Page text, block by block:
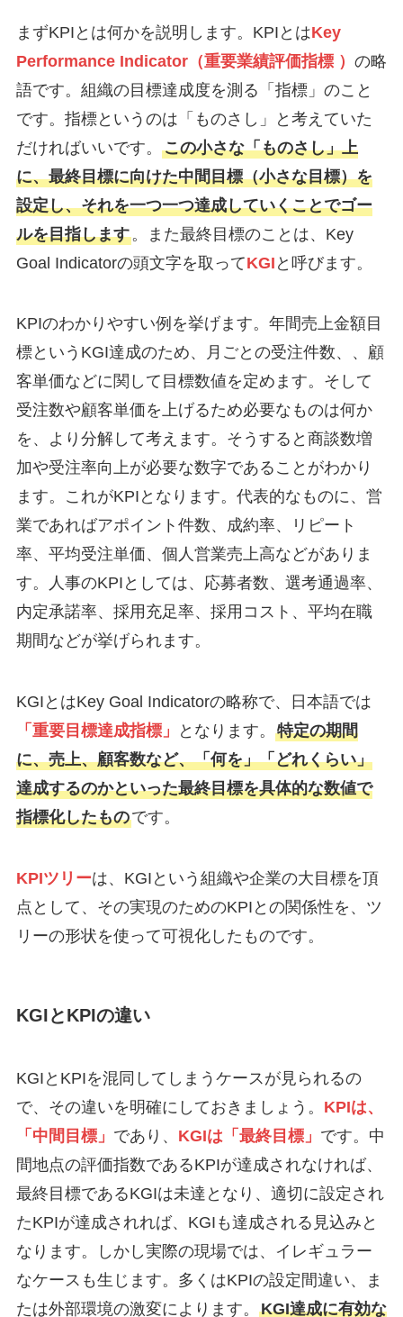
まずKPIとは何かを説明します。KPIとはKey
Performance Indicator（重要業績評価指標 ） の略
語です。組織の目標達成度を測る「指標」のこと
です。指標というのは「ものさし」と考えていた
だければいいです。 この小さな「ものさし」上
に、最終目標に向けた中間目標（小さな目標）を
設定し、それを一つ一つ達成していくことでゴー
ルを目指します。また最終目標のことは、Key
Goal Indicatorの頭文字を取ってKGI と呼びます。
KPIのわかりやすい例を挙げます。年間売上金額目
標というKGI達成のため、月ごとの受注件数、、顧
客単価などに関して目標数値を定めます。そして
受注数や顧客単価を上げるため必要なものは何か
を、より分解して考えます。そうすると商談数増
加や受注率向上が必要な数字であることがわかり
ます。これがKPIとなります。代表的なものに、営
業であればアポイント件数、成約率、リピート
率、平均受注単価、個人営業売上高などがありま
す。人事のKPIとしては、応募者数、選考通過率、
内定承諾率、採用充足率、採用コスト、平均在職
期間などが挙げられます。
KGIとはKey Goal Indicatorの略称で、日本語では
「重要目標達成指標」
となります。 特定の期間
に、売上、顧客数など、「何を」「どれくらい」
達成するのかといった最終目標を具体的な数値で
指標化したものです。
KPIツリーは、KGIという組織や企業の大目標を頂
点として、その実現のためのKPIとの関係性を、ツ
リーの形状を使って可視化したものです。
KGIとKPIの違い
KGIとKPIを混同してしまうケースが見られるの
で、その違いを明確にしておきましょう。 KPIは、
「中間目標」 であり、 KGIは「最終目標」 です。中
間地点の評価指数であるKPIが達成されなければ、
最終目標であるKGIは未達となり、適切に設定され
たKPIが達成されれば、KGIも達成される見込みと
なります。しかし実際の現場では、イレギュラー
なケースも生じます。多くはKPIの設定間違い、ま
たは外部環境の激変によります。 KGI達成に有効な